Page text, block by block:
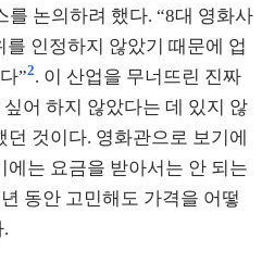
를 논의하려 했다. “8대 영화사
인정하지 않았기 때문에 업
”2. 이 산업을 무너뜨린 진짜
어 하지 않았다는 데 있지 않
것이다. 영화관으로 보기에
에는 요금을 받아서는 안 되는
동안 고민해도 가격을 어떻